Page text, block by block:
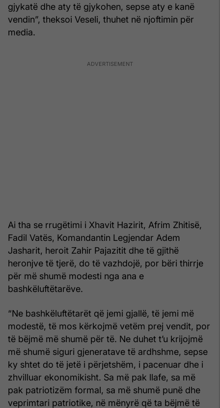
gjykatë dhe aty të gjykohen, sepse aty e kanë
vendin”, theksoi Veseli, thuhet në njoftimin për
media.
Ai tha se rrugëtimi i Xhavit Hazirit, Afrim Zhitisë,
Fadil Vatës, Komandantin Legjendar Adem
Jasharit, heroit Zahir Pajazitit dhe të gjithë
heronjve të tjerë, do të vazhdojë, por bëri thirrje
për më shumë modesti nga ana e
bashkëluftëtarëve.
“Ne bashkëluftëtarët që jemi gjallë, të jemi më
modestë, të mos kërkojmë vetëm prej vendit, por
të bëjmë më shumë për të. Ne duhet t’u krijojmë
më shumë siguri gjeneratave të ardhshme, sepse
ky shtet do të jetë i përjetshëm, i pacenuar dhe i
zhvilluar ekonomikisht. Sa më pak llafe, sa më
pak patriotizëm formal, sa më shumë punë dhe
veprimtari patriotike, në mënyrë që ta bëjmë të